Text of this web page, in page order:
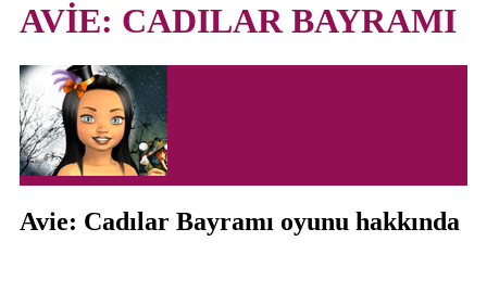
AVİE: CADILAR BAYRAMI
Avie: Cadılar Bayramı oyunu hakkında